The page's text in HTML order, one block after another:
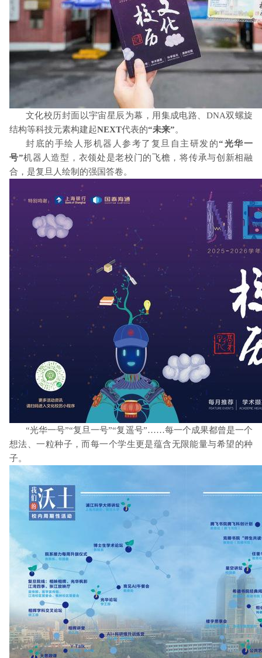
文化校历封面以宇宙星辰为幕，用集成电路、 DNA双螺旋
结构等科技元素构建起NEXT代表的“未来”。
封底的手绘人形机器人参考了复旦自主研发的“光华一
号”机器人造型，衣领处是老校门的飞檐，将传承与创新相融
合，是复旦人绘制的强国答卷。
“光华一号”“复旦一号”“复遥号”……每一个成果都曾是一个
想法、一粒种子，而每一个学生更是蕴含无限能量与希望的种
子。